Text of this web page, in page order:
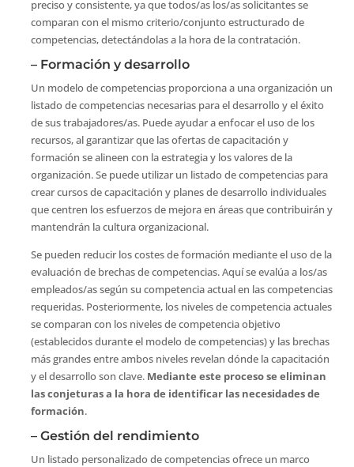
preciso y consistente, ya que todos/as los/as solicitantes se
comparan con el mismo criterio/conjunto estructurado de
competencias, detectándolas a la hora de la contratación.
– Formación y desarrollo
Un modelo de competencias proporciona a una organización un
listado de competencias necesarias para el desarrollo y el éxito
de sus trabajadores/as. Puede ayudar a enfocar el uso de los
recursos, al garantizar que las ofertas de capacitación y
formación se alineen con la estrategia y los valores de la
organización. Se puede utilizar un listado de competencias para
crear cursos de capacitación y planes de desarrollo individuales
que centren los esfuerzos de mejora en áreas que contribuirán y
mantendrán la cultura organizacional.
Se pueden reducir los costes de formación mediante el uso de la
evaluación de brechas de competencias. Aquí se evalúa a los/as
empleados/as según su competencia actual en las competencias
requeridas. Posteriormente, los niveles de competencia actuales
se comparan con los niveles de competencia objetivo
(establecidos durante el modelo de competencias) y las brechas
más grandes entre ambos niveles revelan dónde la capacitación
y el desarrollo son clave. Mediante este proceso se eliminan
las conjeturas a la hora de identificar las necesidades de
formación.
– Gestión del rendimiento
Un listado personalizado de competencias ofrece un marco